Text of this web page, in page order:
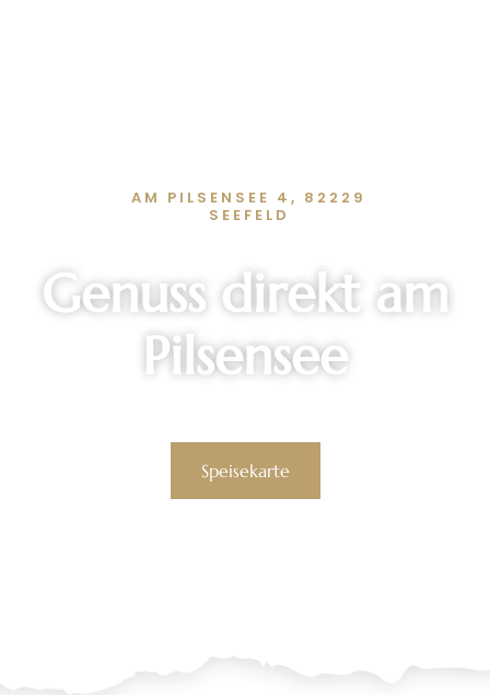
AM PILSENSEE 4, 82229
SEEFELD
Genuss direkt am
Pilsensee
Speisekarte